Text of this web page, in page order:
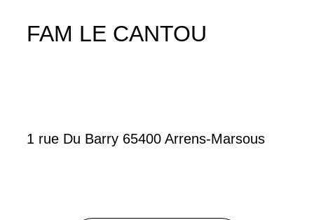
FAM LE CANTOU
1 rue Du Barry 65400 Arrens-Marsous